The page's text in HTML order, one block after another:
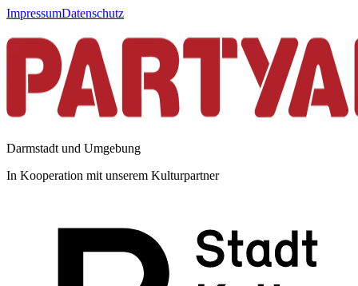
ImpressumDatenschutz
Darmstadt und Umgebung
In Kooperation mit unserem Kulturpartner